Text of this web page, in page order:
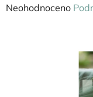
Průměrné
Neohodnoceno